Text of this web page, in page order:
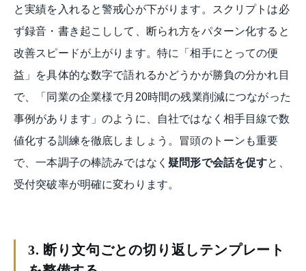
と実績を入れると警戒心が下がります。スクリプトは必
ず録音・書き起こしして、断られ方をパターン化すると
改善スピードが上がります。特に「相手にとっての便
益」を具体的な数字で語れるかどうかが勝負の分かれ目
で、「同業の企業様で月20時間の残業削減につながった
事例があります」のように、自社ではなく相手目線で数
値化する訓練を徹底しましょう。冒頭のトーンも重要
で、一本調子の棒読みではなく 疑問形で会話を促すと、
受付突破率が明確に変わります。
3. 断り文句ごとの切り返しテンプレート